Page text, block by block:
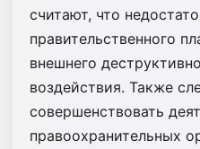
считают, что
правительственного
внешнего
воздействия. Также
совершенствовать
правоохранительных